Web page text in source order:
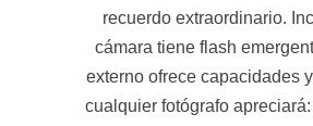
recuerdo extraordinario.
cámara tiene flash
externo ofrece capacidades
cualquier fotógrafo